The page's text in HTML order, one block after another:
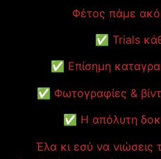
Φέτος πάμε
✅ Trials
✅ Επίσημη
✅ Φωτογραφίες &
✅ Η απόλυτη
Έλα κι εσύ να νιώσεις